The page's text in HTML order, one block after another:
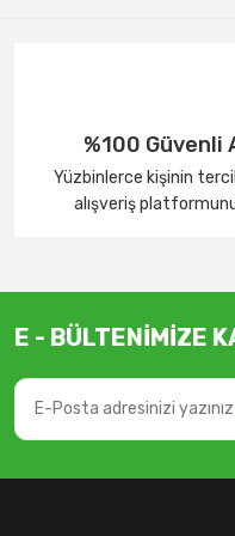
%100 Güvenli
Yüzbinlerce kişinin
alışveriş
E - BÜLTENİMİZE